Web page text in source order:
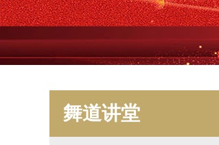
舞道讲堂